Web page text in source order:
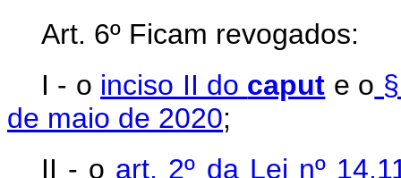
Art. 6º Ficam revogados:
I - o inciso II do caput e o
de maio de 2020;
II - o art. 2º da Lei nº